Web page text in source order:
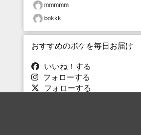
mmmmm
bokkk
おすすめのボケを毎日お届け
いいね！する
フォローする
フォローする